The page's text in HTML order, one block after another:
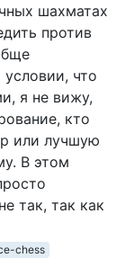
шахматах
против
что
я не вижу,
кто
или лучшую
В этом
так, так как
chess